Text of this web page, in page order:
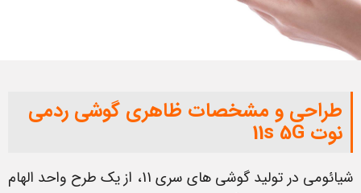
طراحی و مشخصات ظاهری گوشی ردمی
نوت 11s 5G
شیائومی در تولید گوشی های سری 11، از یک طرح واحد الهام